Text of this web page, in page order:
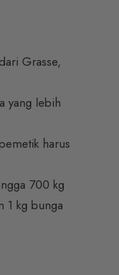
Grasse,
yang lebih
harus
700 kg
1 kg bunga